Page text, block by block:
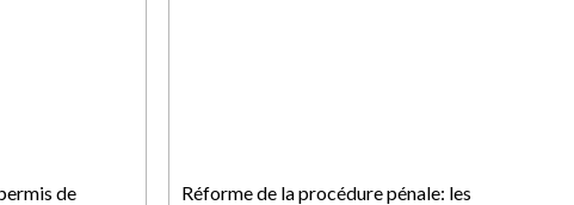
de
Réforme de la procédure pénale: les